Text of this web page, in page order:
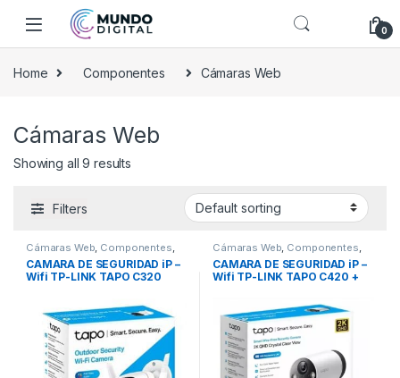
Skip to navigation
Skip to content
0
Home Componentes Cámaras Web
Cámaras Web
Showing all 9 results
Filters
Cámaras Web, Componentes,
REDES
CAMARA DE SEGURIDAD iP –
Wifi TP-LINK TAPO C320
Cámaras Web, Componentes,
REDES
CAMARA DE SEGURIDAD iP –
Wifi TP-LINK TAPO C420 +